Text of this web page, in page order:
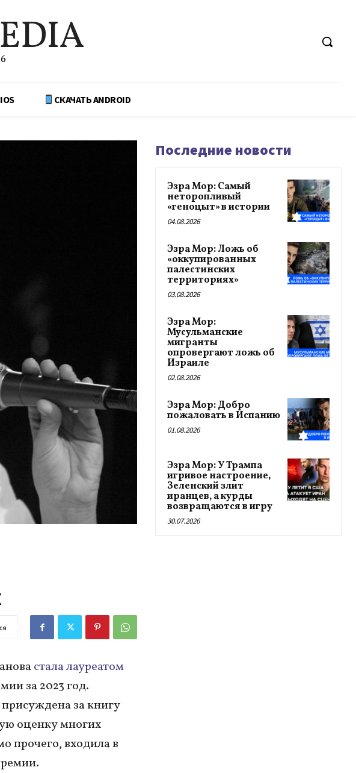
СКАЧАТЬ ANDROID
стала лауреатом
за 2023 год.
за книгу
оценку многих
прочего, входила в
Последние новости
Эзра Мор: Самый
неторопливый
«геноцыт» в истории
04.08.2026
Эзра Мор: Ложь об
«оккупированных
палестинских
территориях»
03.08.2026
Эзра Мор:
Мусульманские
мигранты
опровергают ложь об
Израиле
02.08.2026
Эзра Мор: Добро
пожаловать в Испанию
01.08.2026
Эзра Мор: У Трампа
игривое настроение,
Зеленский злит
иранцев, а курды
возвращаются в игру
30.07.2026